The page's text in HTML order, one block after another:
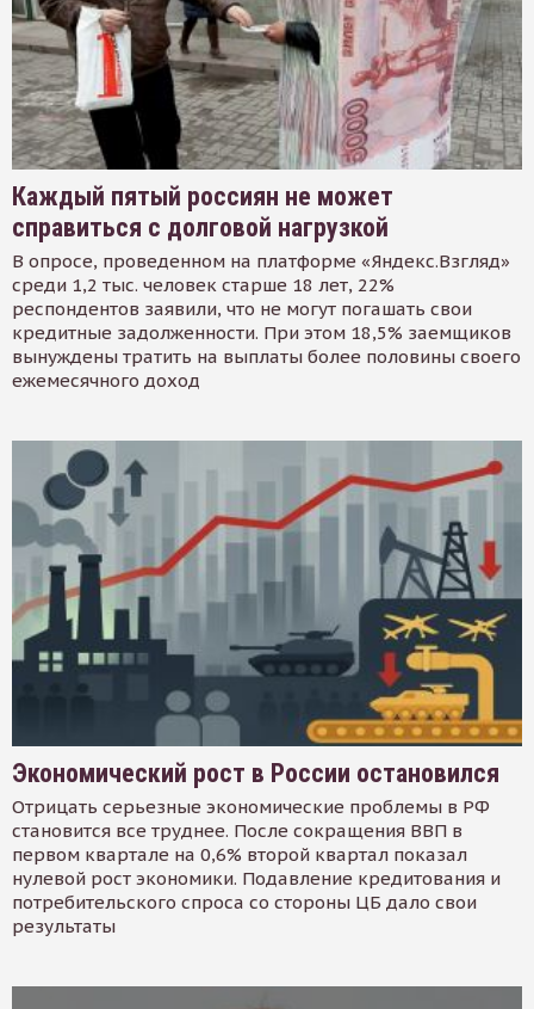
Каждый пятый россиян не может
справиться с долговой нагрузкой
В опросе, проведенном на платформе «Яндекс.Взгляд»
среди 1,2 тыс. человек старше 18 лет, 22%
респондентов заявили, что не могут погашать свои
кредитные задолженности. При этом 18,5% заемщиков
вынуждены тратить на выплаты более половины своего
ежемесячного доход
Экономический рост в России остановился
Отрицать серьезные экономические проблемы в РФ
становится все труднее. После сокращения ВВП в
первом квартале на 0,6% второй квартал показал
нулевой рост экономики. Подавление кредитования и
потребительского спроса со стороны ЦБ дало свои
результаты